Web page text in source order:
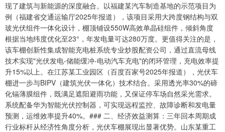
现了建筑与新能源的深度融合。以福建某汽车制造基地的示范项目为
例（福建省交通运输厅2025年报道），该项目采用大跨度钢结构与双
玻光伏组件一体化设计，棚顶铺设550W高效单晶硅组件，倾斜角度
根据当地纬度优化至23°，年发电量可达280万度。更值得关注的是，
该车棚创新性集成智能充电桩系统专业炒股配资公司，通过直流母线
技术实现"光伏发电-储能缓冲-电动汽车充电"的闭环管理，充电效率提
升15%以上。在江苏某工业园区（百度百家号2025年报道），光伏车
棚进一步与BIPV（建筑光伏一体化）技术结合。采用透光率30%的碲
化镉薄膜组件，既满足遮阳避雨功能，又保证停车场自然采光需求。
系统配备华为智能光伏控制器，可实现远程监控、故障诊断和发电量
预测，运维效率提升40%。### 二、经济效益测算：三年回本周期成
行业标杆从经济性角度分析，光伏车棚展现出显著优势。山东某重工